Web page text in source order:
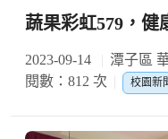
蔬果彩虹579，健
2023-09-14 潭子區
閱數：812 次
校園新